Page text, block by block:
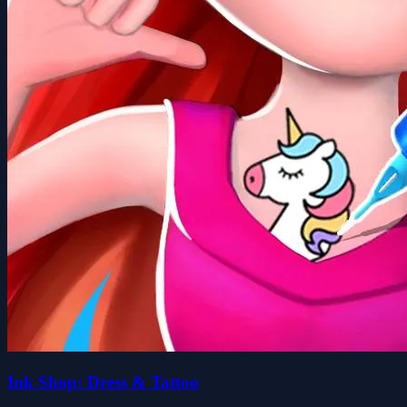
Ink Shop: Dress & Tattoo